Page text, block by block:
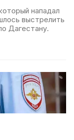
нападал
выстрелить
Дагестану.